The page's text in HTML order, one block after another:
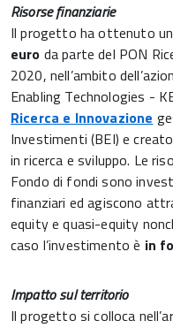
Risorse finanziarie
Il progetto ha ottenuto
euro da parte del PON
2020, nell’ambito
Enabling Technologies -
Ricerca e Innovazione
Investimenti (BEI) e
in ricerca e sviluppo. Le
Fondo di fondi sono
finanziari ed agiscono
equity e quasi-equity
caso l’investimento è in
Impatto sul territorio
Il progetto si colloca